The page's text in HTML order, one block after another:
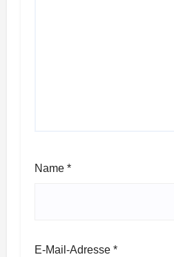
Name *
E-Mail-Adresse *